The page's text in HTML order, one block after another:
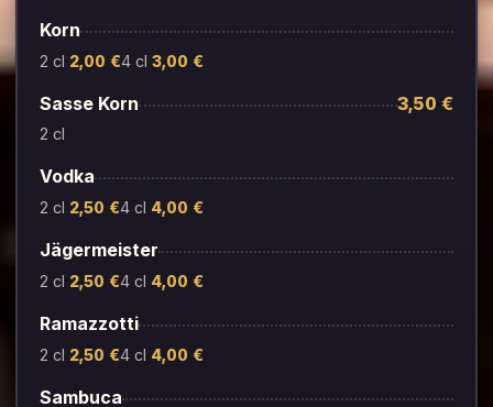
Korn
2 cl 2,00 €4 cl 3,00 €
Sasse Korn 3,50 €
2 cl
Vodka
2 cl 2,50 €4 cl 4,00 €
Jägermeister
2 cl 2,50 €4 cl 4,00 €
Ramazzotti
2 cl 2,50 €4 cl 4,00 €
Sambuca